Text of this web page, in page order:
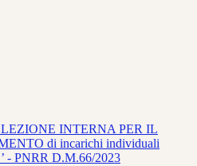
INTERNA PER IL
di incarichi individuali
- PNRR D.M.66/2023